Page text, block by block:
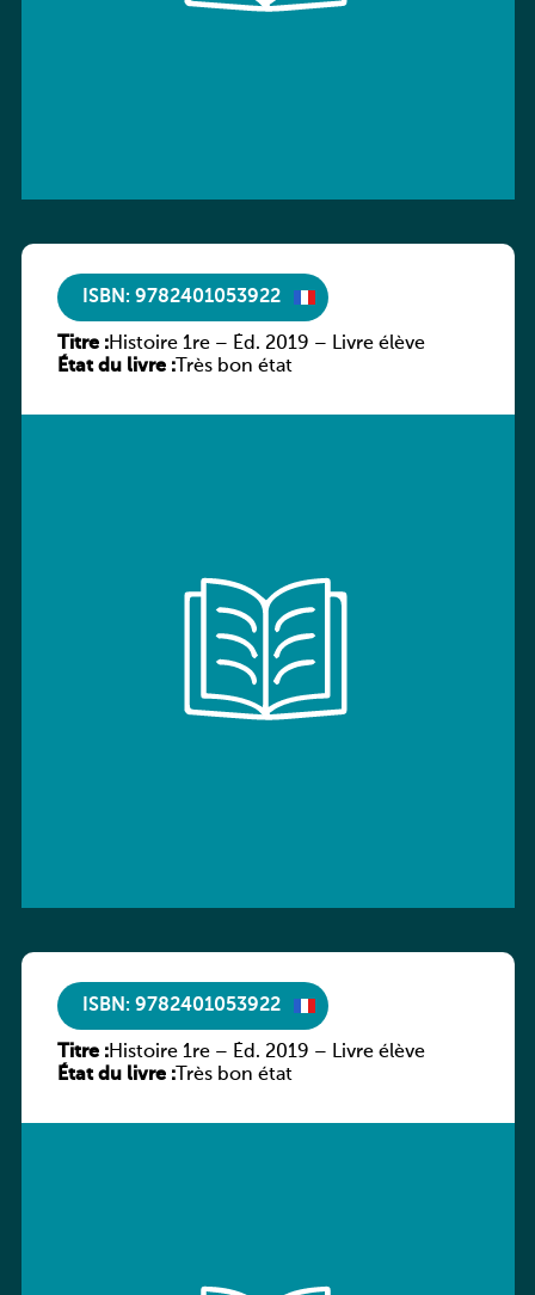
ISBN: 9782401053922
Titre :Histoire 1re – Éd. 2019 – Livre élève
État du livre :Très bon état
ISBN: 9782401053922
Titre :Histoire 1re – Éd. 2019 – Livre élève
État du livre :Très bon état